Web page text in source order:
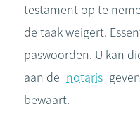
testament op te
de taak weigert.
paswoorden. U kan
aan de notaris
bewaart.